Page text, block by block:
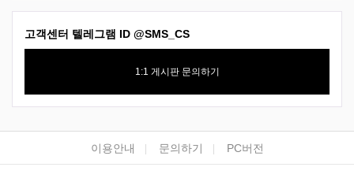
고객센터 텔레그램 ID @SMS_CS
1:1 게시판 문의하기
하단 네비이용안내 문의하기 PC버전